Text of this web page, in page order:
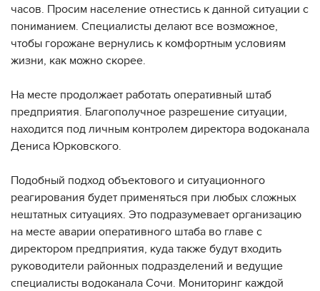
часов. Просим население отнестись к данной ситуации с
пониманием. Специалисты делают все возможное,
чтобы горожане вернулись к комфортным условиям
жизни, как можно скорее.
На месте продолжает работать оперативный штаб
предприятия. Благополучное разрешение ситуации,
находится под личным контролем директора водоканала
Дениса Юрковского.
Подобный подход объектового и ситуационного
реагирования будет применяться при любых сложных
нештатных ситуациях. Это подразумевает организацию
на месте аварии оперативного штаба во главе с
директором предприятия, куда также будут входить
руководители районных подразделений и ведущие
специалисты водоканала Сочи. Мониторинг каждой